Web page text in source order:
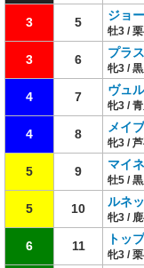
3 5 ジョ
牡3 /
3 6 プラ
牝3 /
4 7 ヴュ
牝3 /
4 8 メイ
牝3 /
5 9 マイ
牡5 /
5 10 ルネ
牝3 /
6 11 トッ
牝3 /